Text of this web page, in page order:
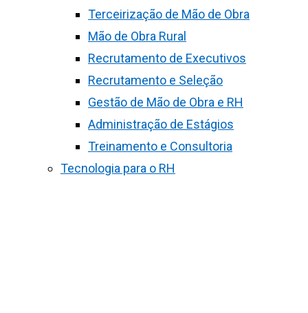
Terceirização de Mão de Obra
Mão de Obra Rural
Recrutamento de Executivos
Recrutamento e Seleção
Gestão de Mão de Obra e RH
Administração de Estágios
Treinamento e Consultoria
Tecnologia para o RH